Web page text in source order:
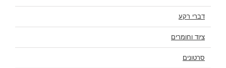
דברי רקע
ציוד וחומרים
סרטונים